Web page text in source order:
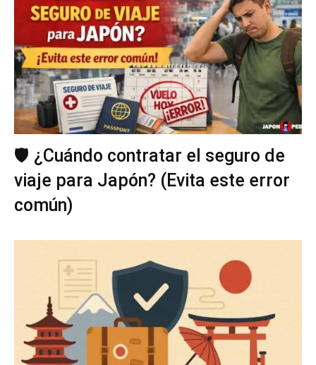
🛡️ ¿Cuándo contratar el seguro de
viaje para Japón? (Evita este error
común)